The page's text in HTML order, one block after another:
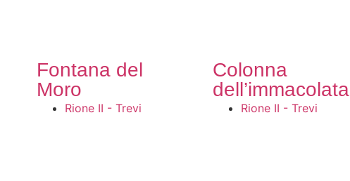
Fontana del
Moro
Rione II - Trevi
Colonna
dell’immacolata
Rione II - Trevi